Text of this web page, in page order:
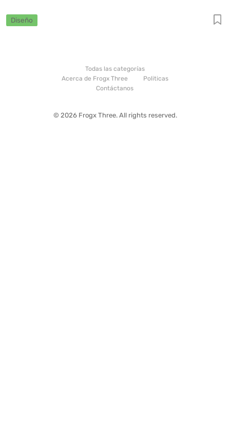
Diseño
Todas las categorías
Acerca de Frogx Three
Politicas
Contáctanos
© 2026 Frogx Three. All rights reserved.